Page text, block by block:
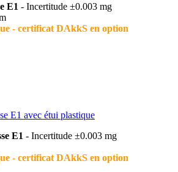
E1 - Incertitude ±0.003 mg
- certificat DAkkS en option
E1 avec étui plastique
E1 - Incertitude ±0.003 mg
- certificat DAkkS en option